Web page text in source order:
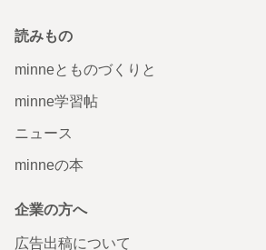
読みもの
minneとものづくりと
minne学習帖
ニュース
minneの本
企業の方へ
広告出稿について